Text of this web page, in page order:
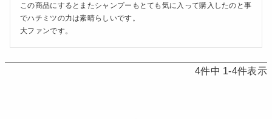
この商品にするとまたシャンプーもとても気に入って購入したのと事
でハチミツの力は素晴らしいです。
大ファンです。
4件中 1-4件表示